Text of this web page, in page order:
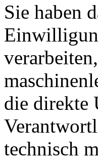
Sie haben
die direkte
technisch